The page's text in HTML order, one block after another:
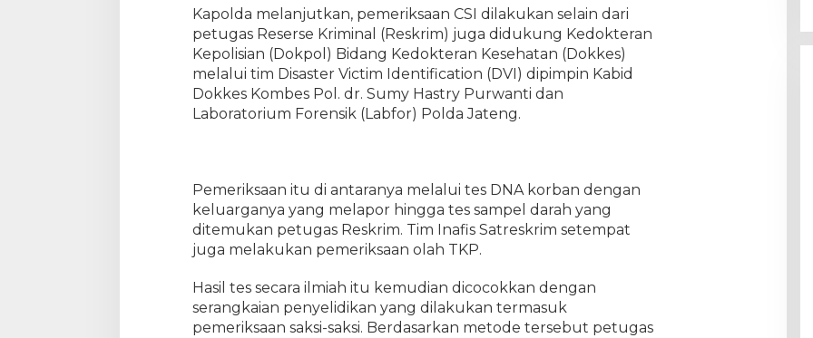
K
a
p
o
a
e
n
g
:
a
m
i
Kapolda melanjutkan, pemeriksaan CSI dilakukan selain dari
petugas Reserse Kriminal (Reskrim) juga didukung Kedokteran
Kepolisian (Dokpol) Bidang Kedokteran Kesehatan (Dokkes)
melalui tim Disaster Victim Identification (DVI) dipimpin Kabid
Dokkes Kombes Pol. dr. Sumy Hastry Purwanti dan
Laboratorium Forensik (Labfor) Polda Jateng.
Pemeriksaan itu di antaranya melalui tes DNA korban dengan
keluarganya yang melapor hingga tes sampel darah yang
ditemukan petugas Reskrim. Tim Inafis Satreskrim setempat
juga melakukan pemeriksaan olah TKP.
Hasil tes secara ilmiah itu kemudian dicocokkan dengan
serangkaian penyelidikan yang dilakukan termasuk
pemeriksaan saksi-saksi. Berdasarkan metode tersebut petugas